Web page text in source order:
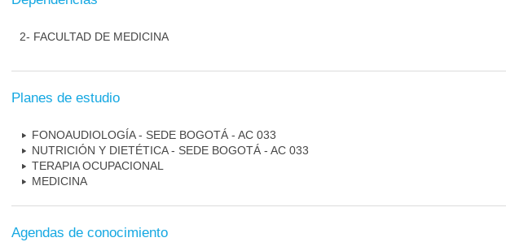
2- FACULTAD DE MEDICINA
Planes de estudio
FONOAUDIOLOGÍA - SEDE BOGOTÁ - AC 033
NUTRICIÓN Y DIETÉTICA - SEDE BOGOTÁ - AC 033
TERAPIA OCUPACIONAL
MEDICINA
Agendas de conocimiento